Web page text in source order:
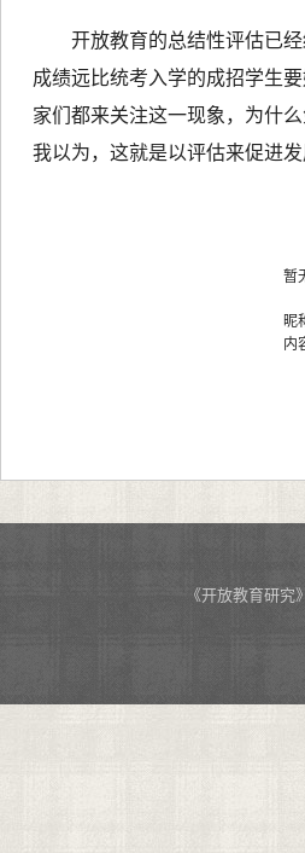
开放教育的总结性评估已
成绩远比统考入学的成招学生
家们都来关注这一现象，为什
我以为，这就是以评估来促进发
暂
昵
内
《开放教育研